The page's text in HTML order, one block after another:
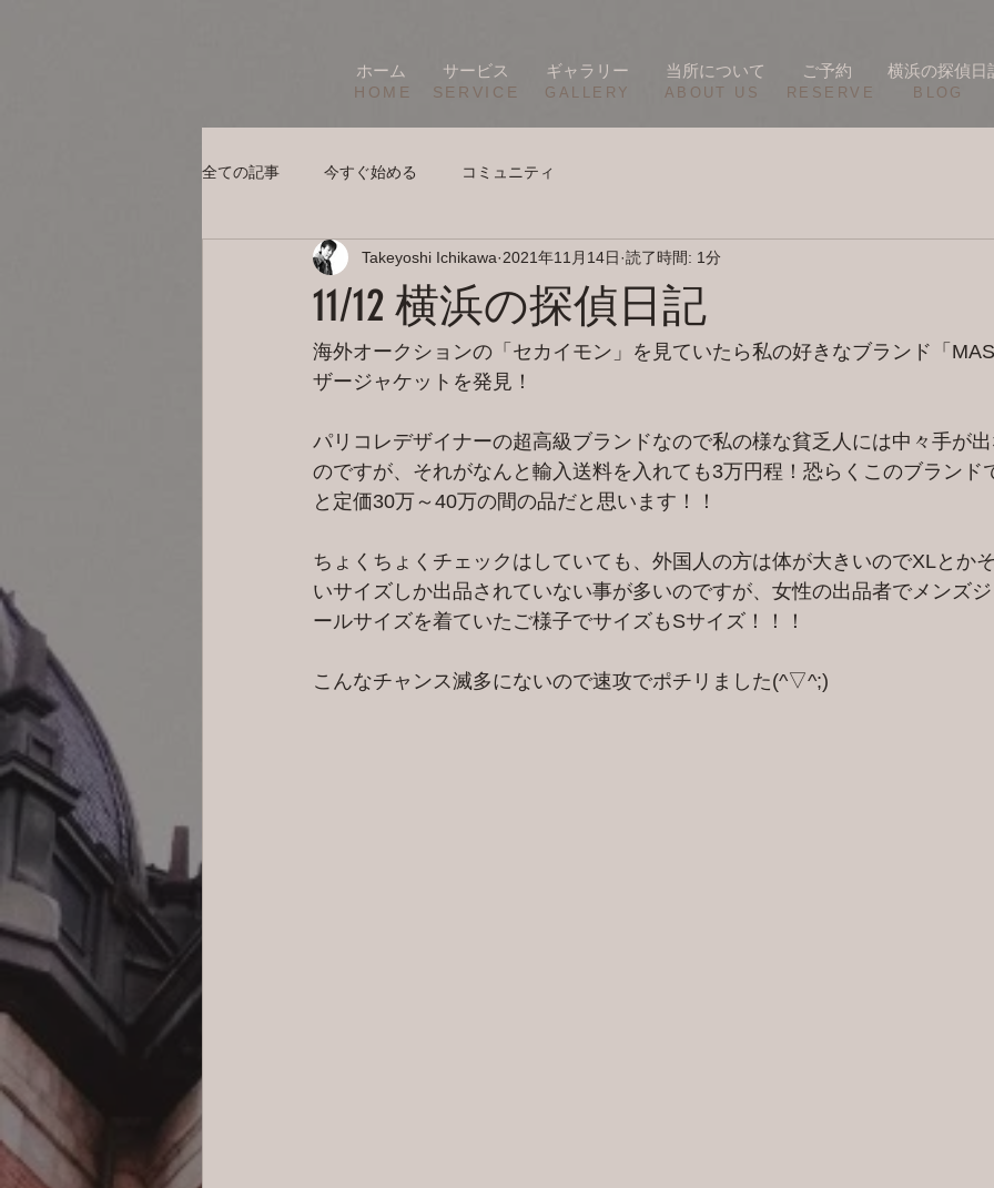
ホーム サービス ギャラリー 当所について ご予約 横浜の探偵日
HOME SERVICE ​GALLERY ​ABOUT US RESERVE BLOG
全ての記事 今すぐ始める コミュニティ
11/12 横浜の探偵日記
Takeyoshi Ichikawa 2021年11月14日 読了時間: 1分
海外オークションの「セカイモン」を見ていたら私の好きなブランド「
ザージャケットを発見！
パリコレデザイナーの超高級ブランドなので私の様な貧乏人には中々手が
のですが、それがなんと輸入送料を入れても3万円程！恐らくこのブランド
と定価30万～40万の間の品だと思います！！
ちょくちょくチェックはしていても、外国人の方は体が大きいのでXLとか
いサイズしか出品されていない事が多いのですが、女性の出品者でメンズ
ールサイズを着ていたご様子でサイズもSサイズ！！！
こんなチャンス滅多にないので速攻でポチリました(^▽^;)